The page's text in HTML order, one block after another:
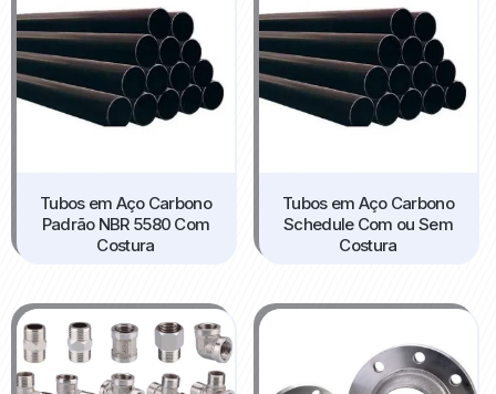
Tubos em Aço Carbono
Padrão NBR 5580 Com
Costura
Tubos em Aço Carbono
Schedule Com ou Sem
Costura